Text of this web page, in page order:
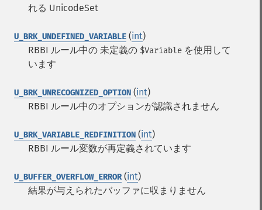
れる UnicodeSet
U_BRK_UNDEFINED_VARIABLE (int)
RBBI ルール中の 未定義の $Variable を使用して
います
U_BRK_UNRECOGNIZED_OPTION (int)
RBBI ルール中のオプションが認識されません
U_BRK_VARIABLE_REDFINITION (int)
RBBI ルール変数が再定義されています
U_BUFFER_OVERFLOW_ERROR(int)
結果が与えられたバッファに収まりません